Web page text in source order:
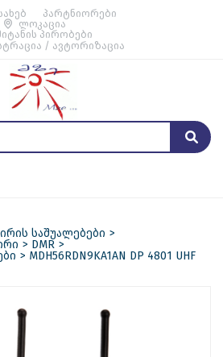
პარტნიორები
ლოკაცია
პირობები
/ ავტორიზაცია
საშუალებები
DMR
MDH56RDN9KA1AN DP 4801 UHF